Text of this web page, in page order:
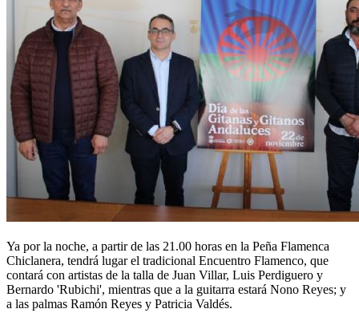
Ya por la noche, a partir de las 21.00 horas en la Peña Flamenca
Chiclanera, tendrá lugar el tradicional Encuentro Flamenco, que
contará con artistas de la talla de Juan Villar, Luis Perdiguero y
Bernardo 'Rubichi', mientras que a la guitarra estará Nono Reyes; y
a las palmas Ramón Reyes y Patricia Valdés.